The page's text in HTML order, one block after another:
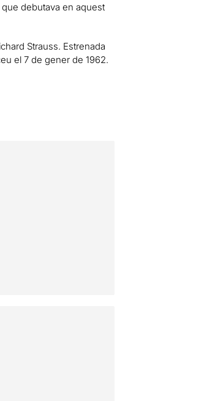
que debutava en aquest
Strauss. Estrenada
el 7 de gener de 1962.